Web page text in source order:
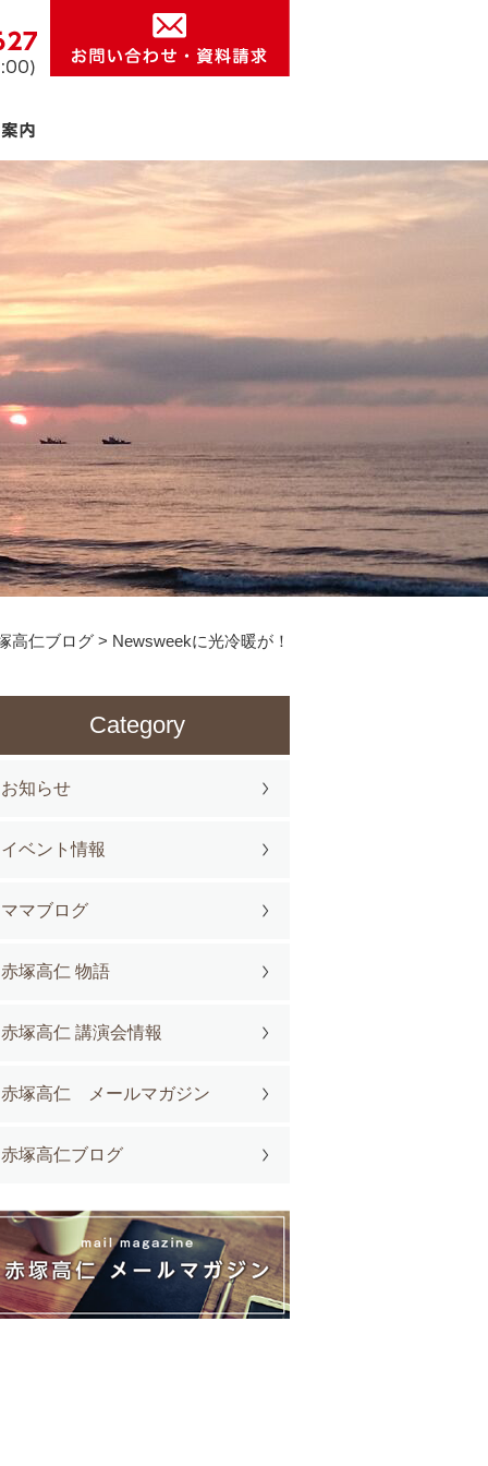
高仁ブログ > Newsweekに光冷暖が！
Category
お知らせ
イベント情報
ママブログ
赤塚高仁 物語
赤塚高仁 講演会情報
赤塚高仁 メールマガジン
赤塚高仁ブログ